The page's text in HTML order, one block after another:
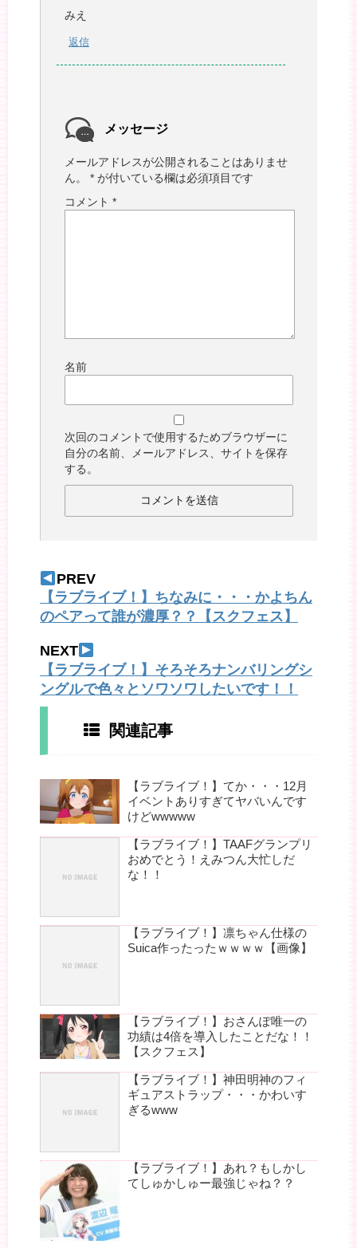
みえ
返信
メッセージ
メールアドレスが公開されることはありませ
ん。
* が付いている欄は必須項目です
コメント *
名前
次回のコメントで使用するためブラウザーに
自分の名前、メールアドレス、サイトを保存
する。
PREV
【ラブライブ！】ちなみに・・・かよちん
のペアって誰が濃厚？？【スクフェス】
NEXT
【ラブライブ！】そろそろナンバリングシ
ングルで色々とソワソワしたいです！！
関連記事
【ラブライブ！】てか・・・12月
イベントありすぎてヤバいんです
けどwwwww
【ラブライブ！】TAAFグランプリ
おめでとう！えみつん大忙しだ
な！！
【ラブライブ！】凛ちゃん仕様の
Suica作ったったｗｗｗｗ【画像】
【ラブライブ！】おさんぽ唯一の
功績は4倍を導入したことだな！！
【スクフェス】
【ラブライブ！】神田明神のフィ
ギュアストラップ・・・かわいす
ぎるwww
【ラブライブ！】あれ？もしかし
てしゅかしゅー最強じゃね？？